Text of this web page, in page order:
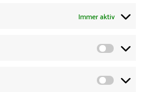
Immer aktiv
zur Speicherung